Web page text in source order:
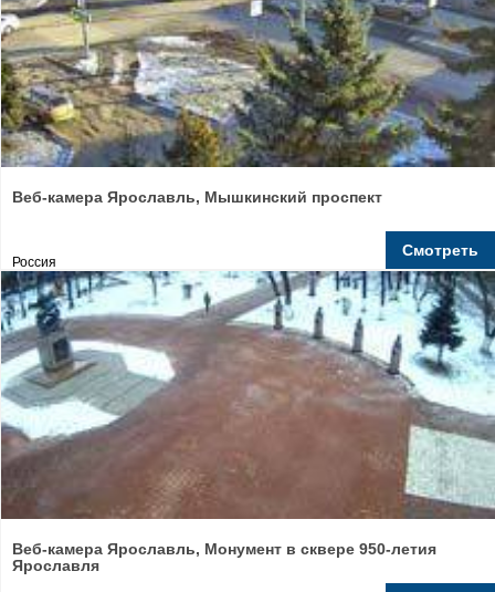
Веб-камера Ярославль, Мышкинский проспект
Россия
Смотреть
Веб-камера Ярославль, Монумент в сквере 950-летия
Ярославля